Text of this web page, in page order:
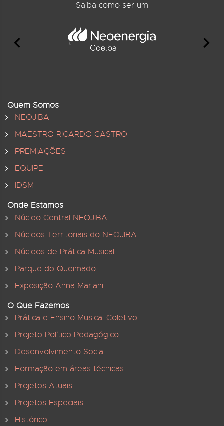
Saiba como ser um
Quem Somos
NEOJIBA
MAESTRO RICARDO CASTRO
PREMIAÇÕES
EQUIPE
IDSM
Onde Estamos
Núcleo Central NEOJIBA
Núcleos Territoriais do NEOJIBA
Núcleos de Prática Musical
Parque do Queimado
Exposição Anna Mariani
O Que Fazemos
Prática e Ensino Musical Coletivo
Projeto Político Pedagógico
Desenvolvimento Social
Formação em áreas técnicas
Projetos Atuais
Projetos Especiais
Histórico